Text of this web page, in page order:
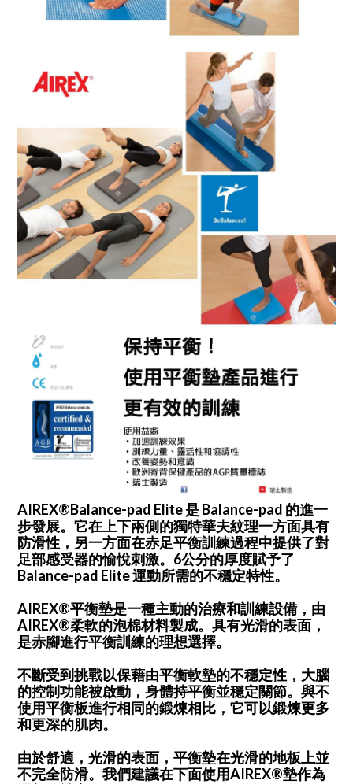
AIREX®Balance-pad Elite 是 Balance-pad 的進一
步發展。它在上下兩側的獨特華夫紋理一方面具有
防滑性，另一方面在赤足平衡訓練過程中提供了對
足部感受器的愉悅刺激。6公分的厚度賦予了
Balance-pad Elite 運動所需的不穩定特性。
AIREX®平衡墊是一種主動的治療和訓練設備，由
AIREX®柔軟的泡棉材料製成。具有光滑的表面，
是赤腳進行平衡訓練的理想選擇。
不斷受到挑戰以保藉由平衡軟墊的不穩定性，大腦
的控制功能被啟動，身體持平衡並穩定關節。與不
使用平衡板進行相同的鍛煉相比，它可以鍛煉更多
和更深的肌肉。
由於舒適，光滑的表面，平衡墊在光滑的地板上並
不完全防滑。我們建議在下面使用AIREX®墊作為